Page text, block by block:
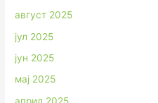
август 2025
јул 2025
јун 2025
мај 2025
април 2025